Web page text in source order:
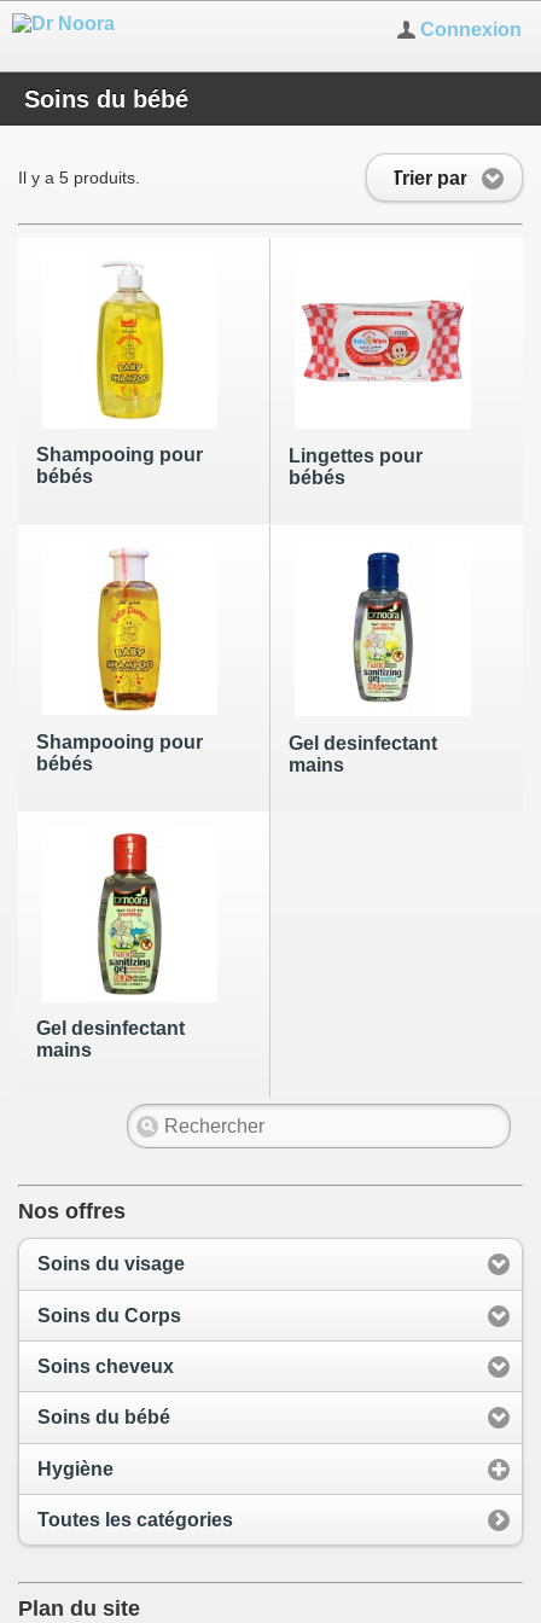
Connexion
Soins du bébé
Trier par
Il y a 5 produits.
Shampooing pour
bébés
Lingettes pour
bébés
Shampooing pour
bébés
Gel desinfectant
mains
Gel desinfectant
mains
Nos offres
Soins du visage
Soins du Corps
Soins cheveux
Soins du bébé
Hygiène
Toutes les catégories
Plan du site